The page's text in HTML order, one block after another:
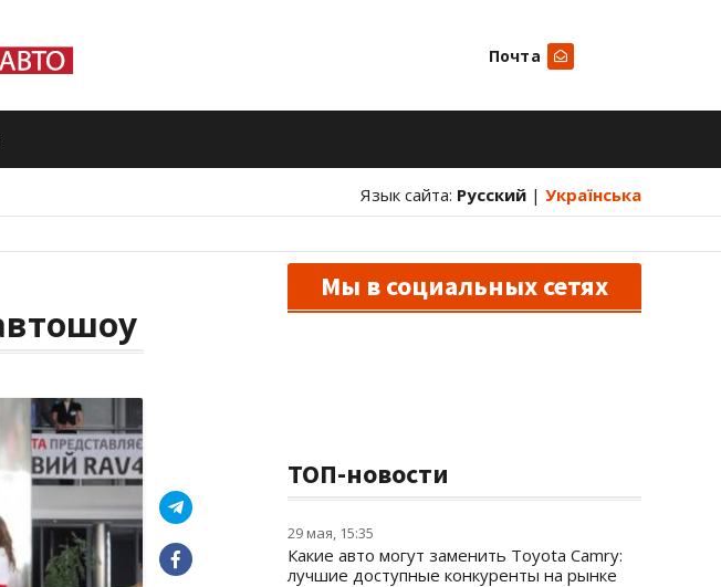
Почта
Язык сайта: Русский | Українська
Мы в социальных сетях
ТОП-новости
29 мая, 15:35
Какие авто могут заменить Toyota Camry:
лучшие доступные конкуренты на рынке